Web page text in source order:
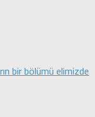
bir bölümü elimizde